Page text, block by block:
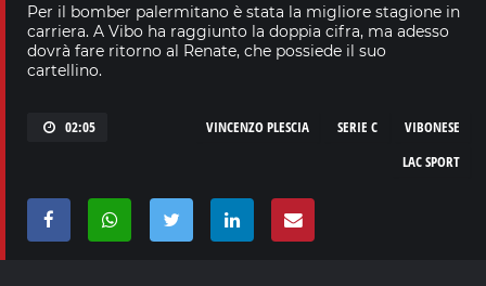
Per il bomber palermitano è stata la migliore stagione in
carriera. A Vibo ha raggiunto la doppia cifra, ma adesso
dovrà fare ritorno al Renate, che possiede il suo
cartellino.
02:05 VIBONESE
SERIE C
VINCENZO PLESCIA
LAC SPORT